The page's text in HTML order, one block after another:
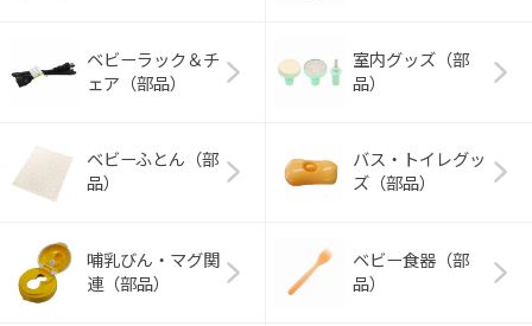
ベビーラック＆チ
ェア（部品）
室内グッズ（部
品）
ベビーふとん（部
品）
バス・トイレグッ
ズ（部品）
哺乳びん・マグ関
連（部品）
ベビー食器（部
品）